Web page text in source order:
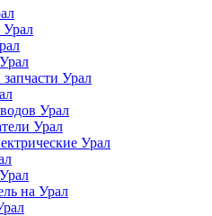
Урал
Урал
Урал
Урал
на Урал